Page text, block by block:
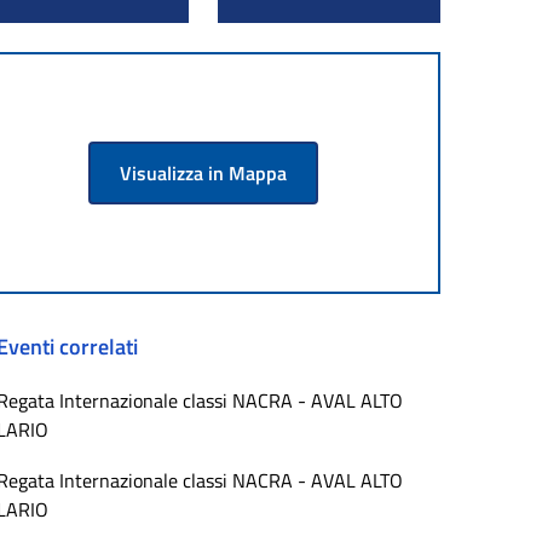
Visualizza in Mappa
correlati
Internazionale classi NACRA - AVAL ALTO
Internazionale classi NACRA - AVAL ALTO